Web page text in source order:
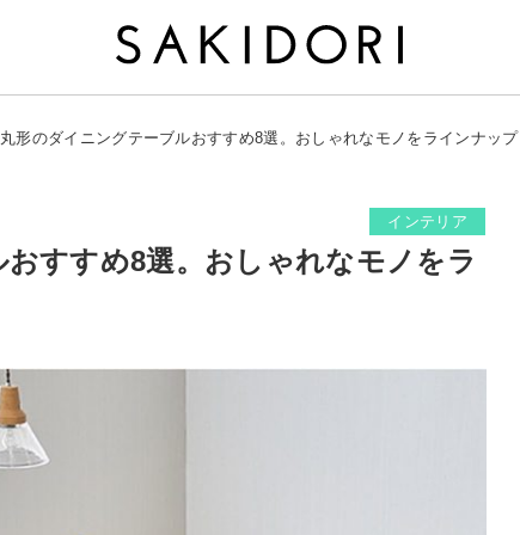
丸形のダイニングテーブルおすすめ8選。おしゃれなモノをラインナップ
インテリア
すすめ8選。おしゃれなモノをラ